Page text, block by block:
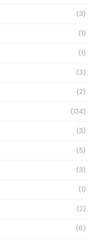
(3)
(1)
(1)
(3)
(2)
(134)
(3)
(5)
(3)
(1)
(2)
(6)